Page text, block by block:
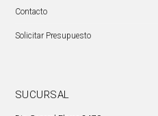
Contacto
Solicitar Presupuesto
SUCURSAL